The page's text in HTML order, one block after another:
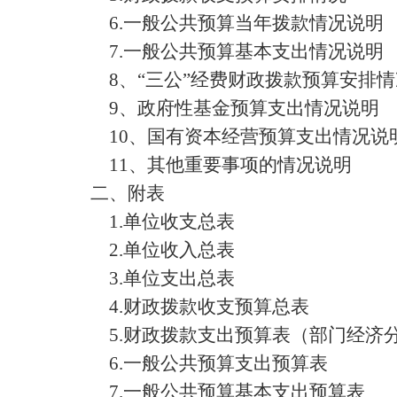
6.一般公共预算当年拨款情况说明
7.一般公共预算基本支出情况说明
8、 “三公”经费财政拨款预算安排
9、政府性基金预算支出情况说明
10、国有资本经营预算支出情况说
11、其他重要事项的情况说明
二、 附表
1.单位收支总表
2.单位收入总表
3.单位支出总表
4.财政拨款收支预算总表
5.财政拨款支出预算表（部门经济
6.一般公共预算支出预算表
7.一般公共预算基本支出预算表